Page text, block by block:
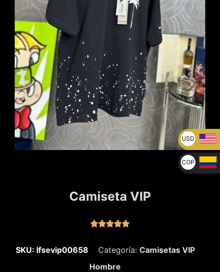
Camiseta VIP

SKU: lfsevip00658 Categoría: Camisetas VIP
Hombre
USD
U$
COP
$